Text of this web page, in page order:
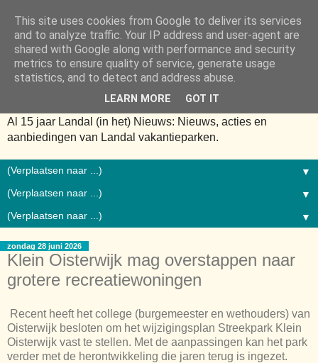
Al 15 jaar Landal (in het) Nieuws: Nieuws, acties en
aanbiedingen van Landal vakantieparken.
▼
▼
▼
zondag 28 juni 2026
Klein Oisterwijk mag overstappen naar
grotere recreatiewoningen
Recent heeft het college (burgemeester en wethouders) van
Oisterwijk besloten om het wijzigingsplan Streekpark Klein
Oisterwijk vast te stellen. Met de aanpassingen kan het park
verder met de herontwikkeling die jaren terug is ingezet.
This site uses cookies from Google to deliver its services
and to analyze traffic. Your IP address and user-agent are
shared with Google along with performance and security
metrics to ensure quality of service, generate usage
statistics, and to detect and address abuse.
LEARN MORE GOT IT